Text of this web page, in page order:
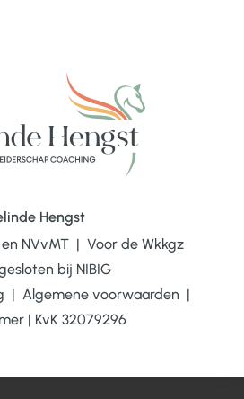
Hengst
en NVvMT | Voor de Wkkgz
bij NIBIG
| Algemene voorwaarden |
| KvK 32079296